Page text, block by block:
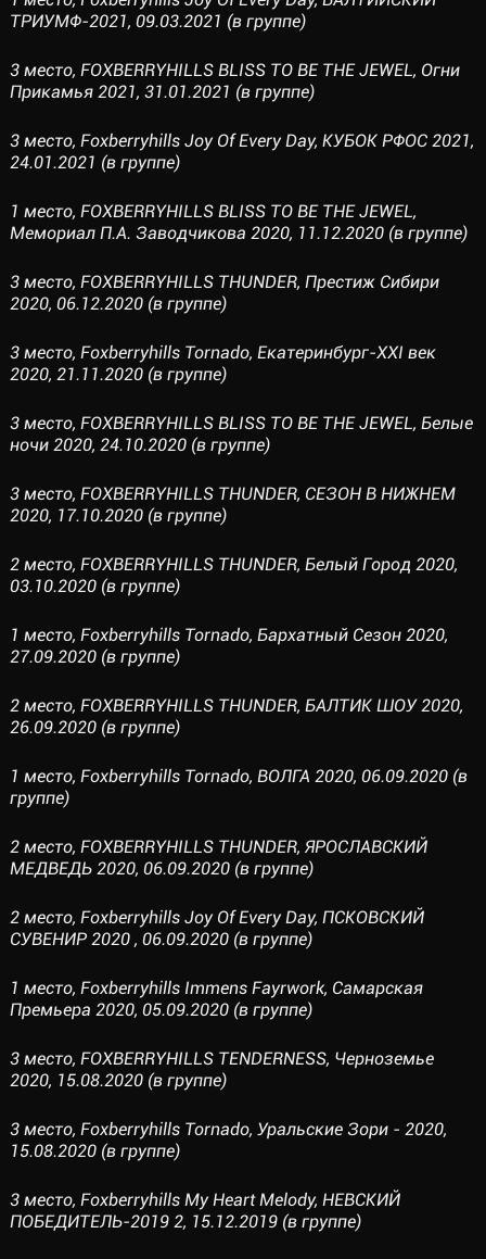
ТРИУМФ-2021, 09.03.2021 (в группе)
3 место, FOXBERRYHILLS BLISS TO BE THE JEWEL, Огни
Прикамья 2021, 31.01.2021 (в группе)
3 место, Foxberryhills Joy Of Every Day, КУБОК РФОС 2021,
24.01.2021 (в группе)
1 место, FOXBERRYHILLS BLISS TO BE THE JEWEL,
Мемориал П.А. Заводчикова 2020, 11.12.2020 (в группе)
3 место, FOXBERRYHILLS THUNDER, Престиж Сибири
2020, 06.12.2020 (в группе)
3 место, Foxberryhills Tornado, Екатеринбург-XXI век
2020, 21.11.2020 (в группе)
3 место, FOXBERRYHILLS BLISS TO BE THE JEWEL, Белые
ночи 2020, 24.10.2020 (в группе)
3 место, FOXBERRYHILLS THUNDER, СЕЗОН В НИЖНЕМ
2020, 17.10.2020 (в группе)
2 место, FOXBERRYHILLS THUNDER, Белый Город 2020,
03.10.2020 (в группе)
1 место, Foxberryhills Tornado, Бархатный Сезон 2020,
27.09.2020 (в группе)
2 место, FOXBERRYHILLS THUNDER, БАЛТИК ШОУ 2020,
26.09.2020 (в группе)
1 место, Foxberryhills Tornado, ВОЛГА 2020, 06.09.2020 (в
группе)
2 место, FOXBERRYHILLS THUNDER, ЯРОСЛАВСКИЙ
МЕДВЕДЬ 2020, 06.09.2020 (в группе)
2 место, Foxberryhills Joy Of Every Day, ПСКОВСКИЙ
СУВЕНИР 2020 , 06.09.2020 (в группе)
1 место, Foxberryhills Immens Fayrwork, Самарcкая
Премьера 2020, 05.09.2020 (в группе)
3 место, FOXBERRYHILLS TENDERNESS, Черноземье
2020, 15.08.2020 (в группе)
3 место, Foxberryhills Tornado, Уральские Зори - 2020,
15.08.2020 (в группе)
3 место, Foxberryhills My Heart Melody, НЕВСКИЙ
ПОБЕДИТЕЛЬ-2019 2, 15.12.2019 (в группе)